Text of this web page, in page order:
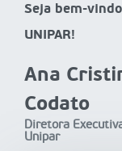
Seja bem-
UNIPAR!
Ana
Codato
Diretora
Unipar